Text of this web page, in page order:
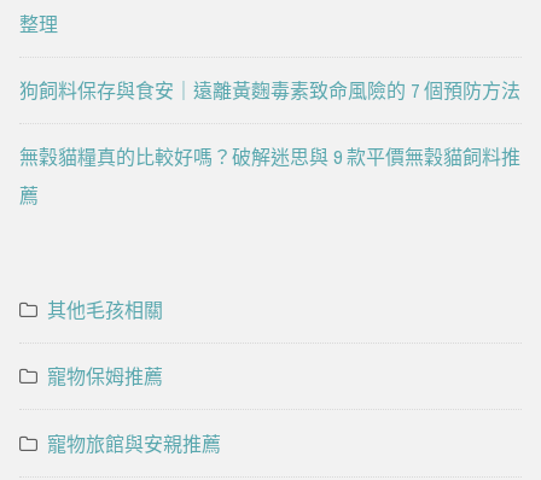
整理
狗飼料保存與食安｜遠離黃麴毒素致命風險的 7 個預防方法
無穀貓糧真的比較好嗎？破解迷思與 9 款平價無穀貓飼料推
薦
其他毛孩相關
寵物保姆推薦
寵物旅館與安親推薦